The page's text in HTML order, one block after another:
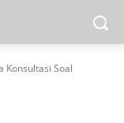
Konsultasi Soal